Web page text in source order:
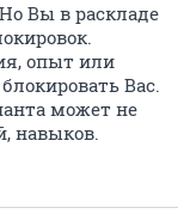
Вы в раскладе
опыт или
Вас.
может не
навыков.